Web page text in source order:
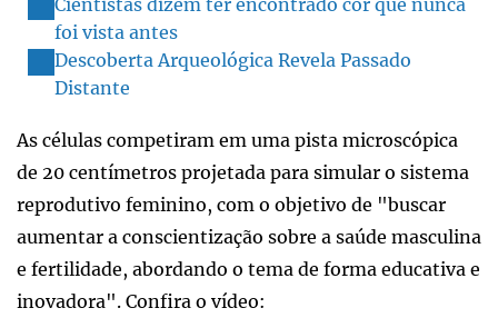
foi vista antes
Descoberta Arqueológica Revela Passado
Distante
As células competiram em uma pista microscópica
de 20 centímetros projetada para simular o sistema
reprodutivo feminino, com o objetivo de "buscar
aumentar a conscientização sobre a saúde masculina
e fertilidade, abordando o tema de forma educativa e
inovadora". Confira o vídeo: